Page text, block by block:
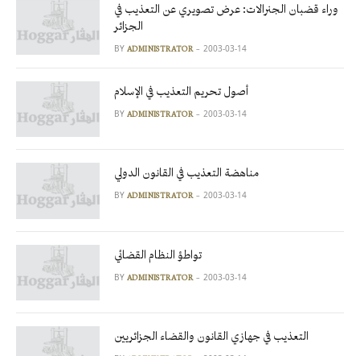
وراء قضبان الجنرالات: عرض تصويري عن التعذيب في
الجزائر
BY ADMINISTRATOR 2003-03-14
أصول تحريم التعذيب في الإسلام
BY ADMINISTRATOR 2003-03-14
مناهضة التعذيب في القانون الدولي
BY ADMINISTRATOR 2003-03-14
تواطؤ النظام القضائي
BY ADMINISTRATOR 2003-03-14
التعذيب في جهازي القانون والقضاء الجزائريين